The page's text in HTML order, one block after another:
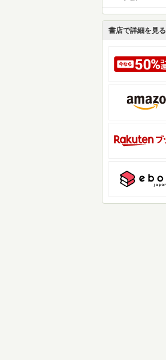
書店で詳細を見る